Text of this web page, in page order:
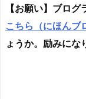
【お願い】ブロ
こちら（にほんブ
ょうか。励みにな